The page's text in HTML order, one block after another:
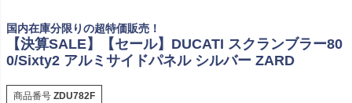
国内在庫分限りの超特価販売！
【決算SALE】【セール】DUCATI スクランブラー80
0/Sixty2 アルミサイドパネル シルバー ZARD
商品番号 ZDU782F